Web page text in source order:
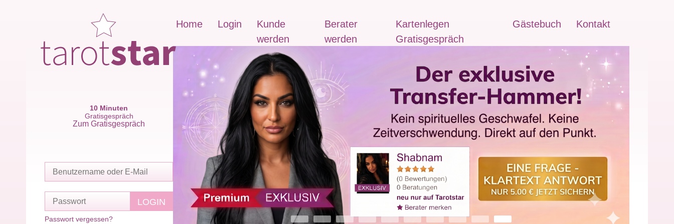
Home Login
Kunde
werden
Berater
werden
Kartenlegen
Gratisgespräch
Gästebuch Kontakt
10 Minuten
Gratisgespräch
Zum Gratisgespräch
Passwort vergessen?